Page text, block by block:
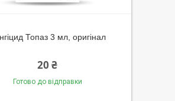
Топаз 3 мл, оригінал
20 ₴
Готово до відправки